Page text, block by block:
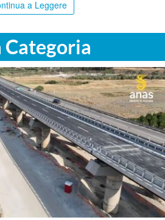
a Leggere
Categoria